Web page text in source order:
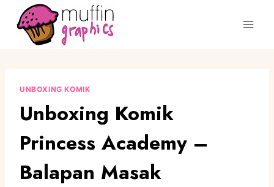
UNBOXING KOMIK
Unboxing Komik
Princess Academy –
Balapan Masak